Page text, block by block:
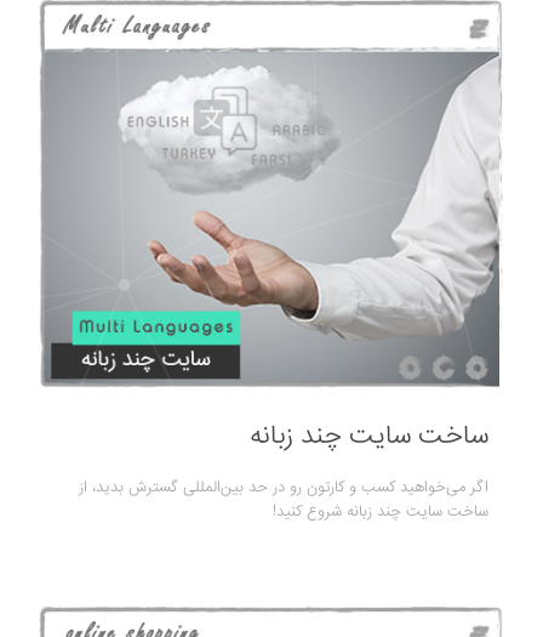
ساخت سایت چند زبانه
اگر می‌خواهید کسب و کارتون رو در حد بین‌المللی گسترش بدید، از
ساخت سایت چند زبانه شروع کنید!